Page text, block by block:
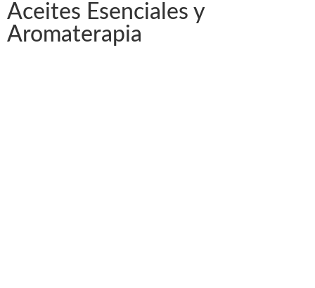
Aceites Esenciales y
Aromaterapia